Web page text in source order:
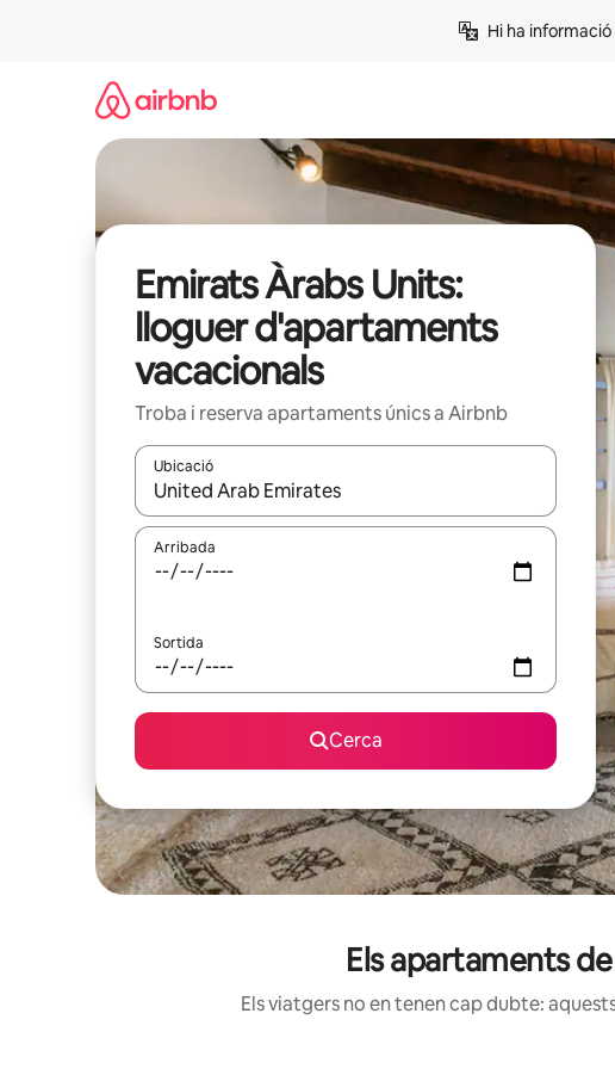
Hi ha
Emirats Àrabs Units:
lloguer d'apartaments
vacacionals
Troba i reserva apartaments únics a Airbnb
Ubicació
Quan els resultats estiguin disponibles, podràs navegar-hi
Arribada
Sortida
Cerca
Els apartaments
Els viatgers no en tenen cap dubte: